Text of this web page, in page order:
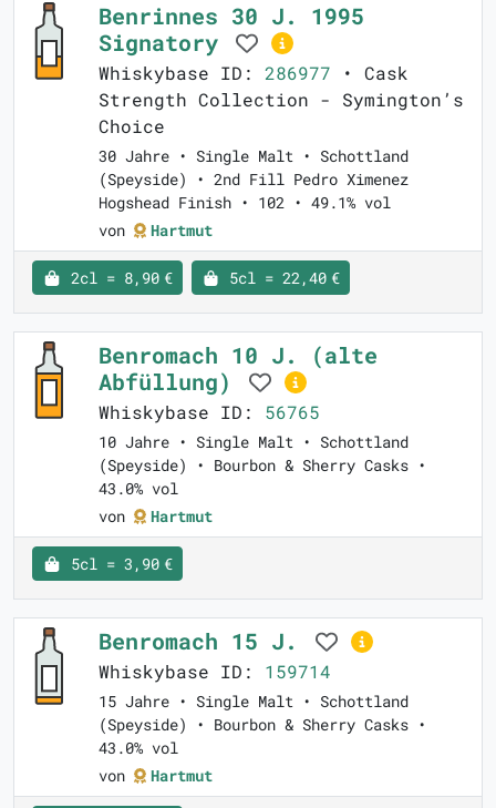
Benrinnes 30 J. 1995
Signatory
Whiskybase ID: 286977 • Cask
Strength Collection - Symington’s
Choice
30 Jahre • Single Malt • Schottland
(Speyside) • 2nd Fill Pedro Ximenez
Hogshead Finish • 102 • 49.1% vol
von
Hartmut
2cl = 8,90 € 5cl = 22,40 €
Benromach 10 J. (alte
Abfüllung)
Whiskybase ID: 56765
10 Jahre • Single Malt • Schottland
(Speyside) • Bourbon & Sherry Casks •
43.0% vol
von
Hartmut
5cl = 3,90 €
Benromach 15 J.
Whiskybase ID: 159714
15 Jahre • Single Malt • Schottland
(Speyside) • Bourbon & Sherry Casks •
43.0% vol
von
Hartmut